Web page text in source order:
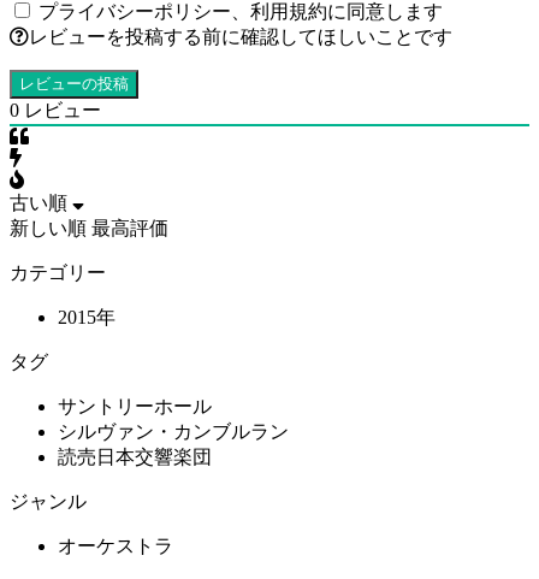
プライバシーポリシー
利用規約に同意します
レビューを投稿する前に確認してほしいことです
0 レビュー
古い順
新しい順 最高評価
カテゴリー
2015年
タグ
サントリーホール
シルヴァン・カンブルラン
読売日本交響楽団
ジャンル
オーケストラ